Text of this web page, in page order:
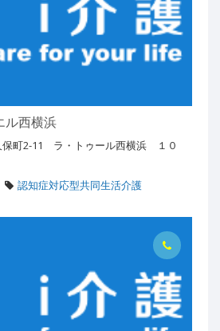
ル西横浜
保町2-11 ラ・トゥール西横浜 １０
認知症対応型共同生活介護